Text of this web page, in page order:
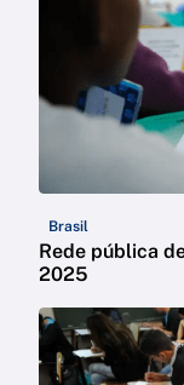
Brasil
Rede pública
2025